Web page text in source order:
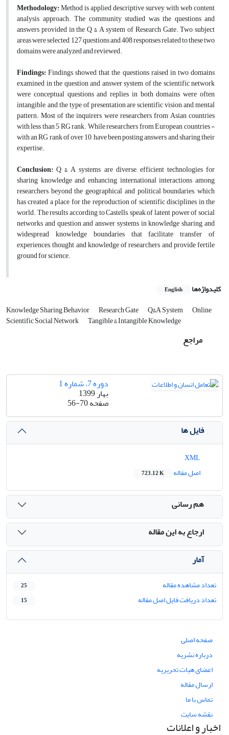
Methodology:Method is applied descriptive survey with web content
analysis approach. The community studied was the questions and
answers provided in the Q & A system of Research Gate. Two subject
areas were selected, 127 questions and 408 responses related to these two
domains were analyzed and reviewed.
Findings:Findings showed that the questions raised in two domains
examined in the question and answer system of the scientific network
were conceptual questions and replies in both domains were often
intangible, and the type of presentation are scientific vision and mental
pattern. Most of the inquirers were researchers from Asian countries
with less than 5 RG rank. While researchers from European countries -
with an RG rank of over 10, have been posting answers and sharing their
expertise.
Conclusion:Q & A systems are diverse, efficient technologies for
sharing knowledge and enhancing international interactions among
researchers beyond the geographical and political boundaries, which
has created a place for the reproduction of scientific disciplines in the
world. The results according to Castells, speak of latent power of social
networks and question and answer systems in knowledge sharing and
widespread knowledge boundaries that facilitate transfer of
experiences, thought and knowledge of researchers and provide fertile
ground for science.
کلیدواژه‌ها English
Knowledge Sharing Behavior Research Gate Q&A System Online
Scientific Social Network Tangible & Intangible Knowledge
مراجع
دوره 7، شماره 1
بهار 1399
صفحه56-70
فایل ها
اصل مقاله
723.12 K
هم رسانی
ارجاع به این مقاله
آمار
تعداد مشاهده مقاله 25
تعداد دریافت فایل اصل مقاله 15
صفحه اصلی
درباره نشریه
اعضای هیات تحریریه
ارسال مقاله
تماس با ما
نقشه سایت
اخبار و اعلانات